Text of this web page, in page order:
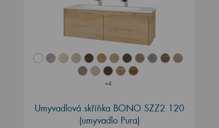
+4
Umyvadlová skříňka BONO SZZ2 120
(umyvadlo Pura)